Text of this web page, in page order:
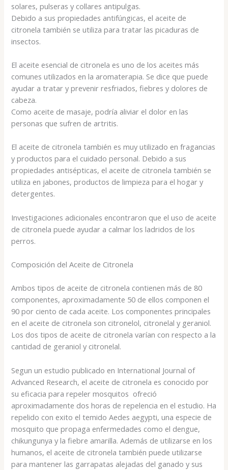
solares, pulseras y collares antipulgas.
Debido a sus propiedades antifúngicas, el aceite de
citronela también se utiliza para tratar las picaduras de
insectos.
El aceite esencial de citronela es uno de los aceites más
comunes utilizados en la aromaterapia. Se dice que puede
ayudar a tratar y prevenir resfriados, fiebres y dolores de
cabeza.
Como aceite de masaje, podría aliviar el dolor en las
personas que sufren de artritis.
El aceite de citronela también es muy utilizado en fragancias
y productos para el cuidado personal. Debido a sus
propiedades antisépticas, el aceite de citronela también se
utiliza en jabones, productos de limpieza para el hogar y
detergentes.
Investigaciones adicionales encontraron que el uso de aceite
de citronela puede ayudar a calmar los ladridos de los
perros.
Composición del Aceite de Citronela
Ambos tipos de aceite de citronela contienen más de 80
componentes, aproximadamente 50 de ellos componen el
90 por ciento de cada aceite. Los componentes principales
en el aceite de citronela son citronelol, citronelal y geraniol.
Los dos tipos de aceite de citronela varían con respecto a la
cantidad de geraniol y citronelal.
Segun un estudio publicado en International Journal of
Advanced Research, el aceite de citronela es conocido por
su eficacia para repeler mosquitos  ofreció
aproximadamente dos horas de repelencia en el estudio. Ha
repelido con exito el temido Aedes aegypti, una especie de
mosquito que propaga enfermedades como el dengue,
chikungunya y la fiebre amarilla. Además de utilizarse en los
humanos, el aceite de citronela también puede utilizarse
para mantener las garrapatas alejadas del ganado y sus